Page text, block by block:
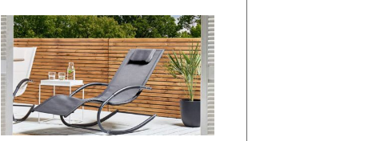
di
I
Vespri